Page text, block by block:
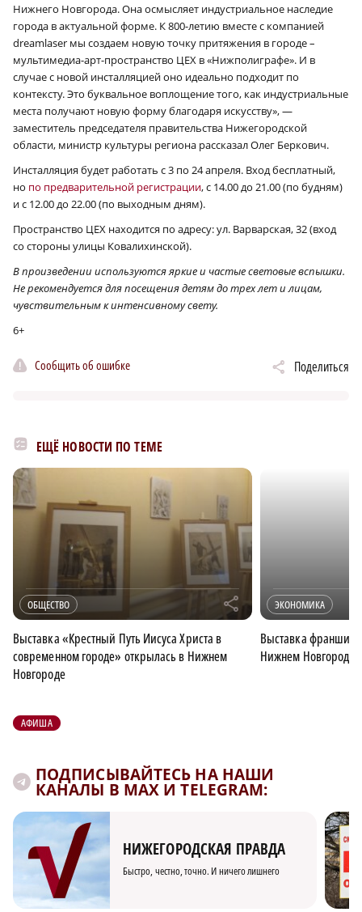
Нижнего Новгорода. Она осмысляет индустриальное наследие
города в актуальной форме. К 800-летию вместе с компанией
dreamlaser мы создаем новую точку притяжения в городе –
мультимедиа-арт-пространство ЦЕХ в «Нижполиграфе». И в
случае с новой инсталляцией оно идеально подходит по
контексту. Это буквальное воплощение того, как индустриальные
места получают новую форму благодаря искусству», —
заместитель председателя правительства Нижегородской
области, министр культуры региона рассказал Олег Беркович.
Инсталляция будет работать с 3 по 24 апреля. Вход бесплатный,
но по предварительной регистрации, с 14.00 до 21.00 (по будням)
и с 12.00 до 22.00 (по выходным дням).
Пространство ЦЕХ находится по адресу: ул. Варварская, 32 (вход
со стороны улицы Ковалихинской).
В произведении используются яркие и частые световые вспышки.
Не рекомендуется для посещения детям до трех лет и лицам,
чувствительным к интенсивному свету.
6+
Сообщить об ошибке Поделиться
ЕЩЁ НОВОСТИ ПО ТЕМЕ
ОБЩЕСТВО r
Выставка «Крестный Путь Иисуса Христа в
современном городе» открылась в Нижнем
Новгороде
ЭКОНОМИКА
Выставка франшиз
Нижнем Новгороде
АФИША
ПОДПИСЫВАЙТЕСЬ НА НАШИ
КАНАЛЫ В MAX И TELEGRAM:
НИЖЕГОРОДСКАЯ ПРАВДА
Быстро, честно, точно. И ничего лишнего